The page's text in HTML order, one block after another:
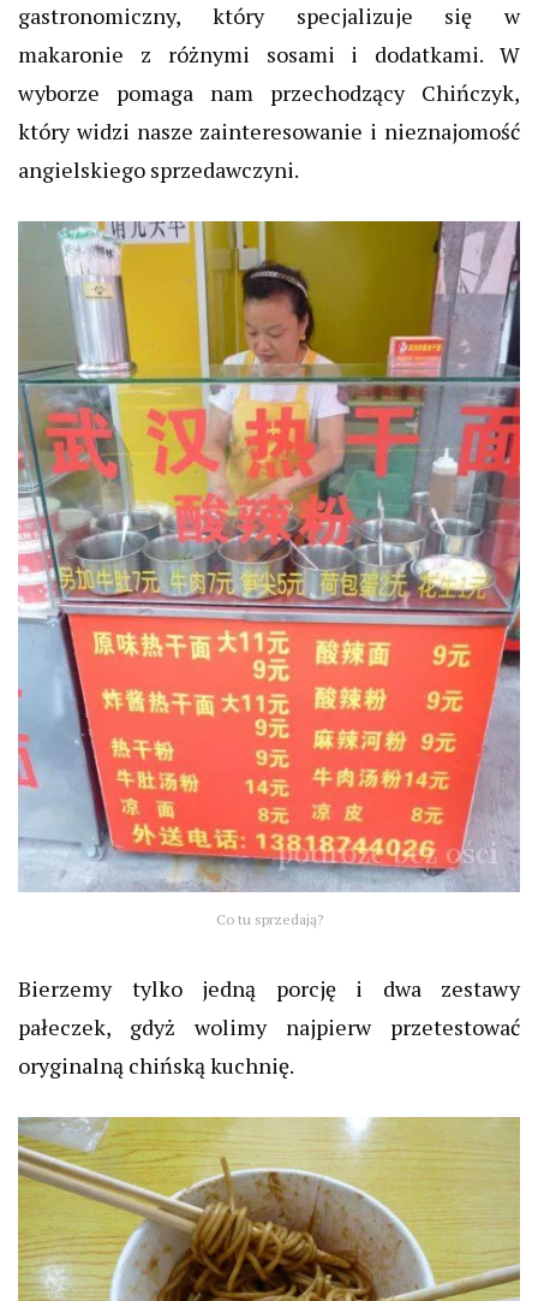
gastronomiczny, który specjalizuje się w
makaronie z różnymi sosami i dodatkami. W
wyborze pomaga nam przechodzący Chińczyk,
który widzi nasze zainteresowanie i nieznajomość
angielskiego sprzedawczyni.
Co tu sprzedają?
Bierzemy tylko jedną porcję i dwa zestawy
pałeczek, gdyż wolimy najpierw przetestować
oryginalną chińską kuchnię.